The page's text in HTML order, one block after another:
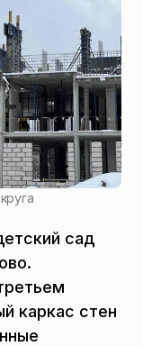
сад
каркас стен